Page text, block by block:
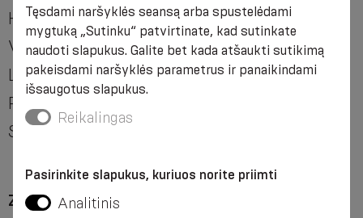
Kipras, Čekija, Danija, Suomija, Prancūzija,
Vokietija, Graikija, Vengrija, Airija, Italija,
Liuksemburgas, Malta, Nyderlandai, Lenkija,
Portugalija, Rumunija, Ispanija, Švedija,
Slovėnija, Slovakijos Respublika
Zona Nr. 4– Albanija, Australija, Kanada,
Tęsdami naršyklės seansą arba spustelėdami
mygtuką „Sutinku“ patvirtinate, kad sutinkate
naudoti slapukus. Galite bet kada atšaukti sutikimą
pakeisdami naršyklės parametrus ir panaikindami
išsaugotus slapukus.
Reikalingas
Pasirinkite slapukus, kuriuos norite priimti
Analitinis